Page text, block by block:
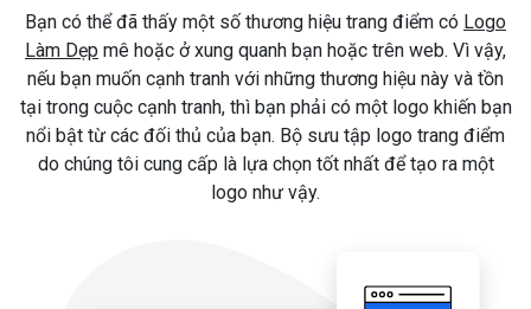
Bạn có thể đã thấy một số thương hiệu trang điểm có Logo
Làm Dẹp mê hoặc ở xung quanh bạn hoặc trên web. Vì vậy,
nếu bạn muốn cạnh tranh với những thương hiệu này và tồn
tại trong cuộc cạnh tranh, thì bạn phải có một logo khiến bạn
nổi bật từ các đối thủ của bạn. Bộ sưu tập logo trang điểm
do chúng tôi cung cấp là lựa chọn tốt nhất để tạo ra một
logo như vậy.